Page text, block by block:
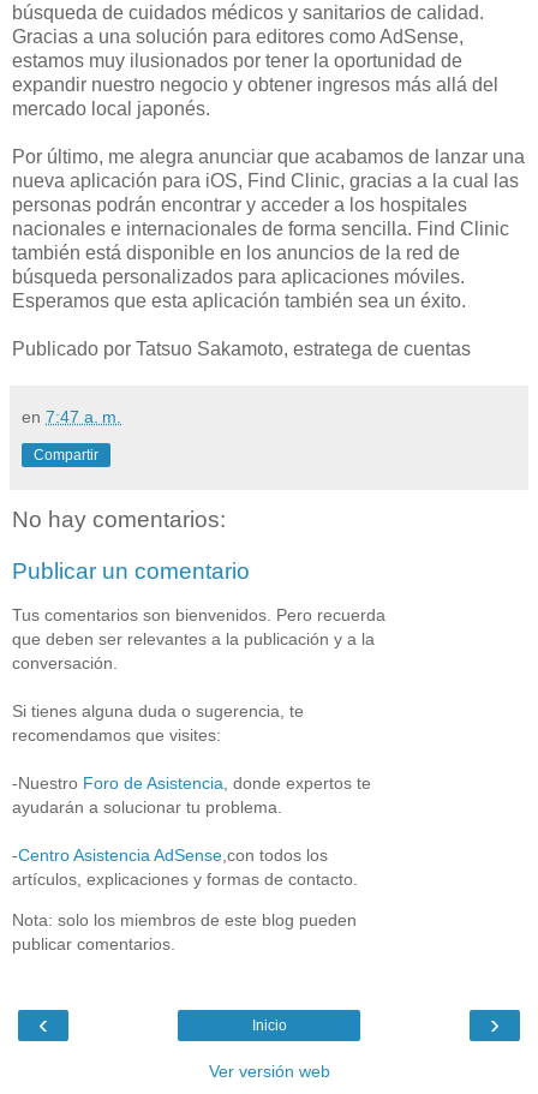
búsqueda de cuidados médicos y sanitarios de calidad.
Gracias a una solución para editores como AdSense,
estamos muy ilusionados por tener la oportunidad de
expandir nuestro negocio y obtener ingresos más allá del
mercado local japonés.
Por último, me alegra anunciar que acabamos de lanzar una
nueva aplicación para iOS, Find Clinic, gracias a la cual las
personas podrán encontrar y acceder a los hospitales
nacionales e internacionales de forma sencilla. Find Clinic
también está disponible en los anuncios de la red de
búsqueda personalizados para aplicaciones móviles.
Esperamos que esta aplicación también sea un éxito.
Publicado por Tatsuo Sakamoto, estratega de cuentas
en 7:47 a. m.
Compartir
No hay comentarios:
Publicar un comentario
Tus comentarios son bienvenidos. Pero recuerda
que deben ser relevantes a la publicación y a la
conversación.
Si tienes alguna duda o sugerencia, te
recomendamos que visites:
-Nuestro Foro de Asistencia , donde expertos te
ayudarán a solucionar tu problema.
-Centro Asistencia AdSense ,con todos los
artículos, explicaciones y formas de contacto.
Nota: solo los miembros de este blog pueden
publicar comentarios.
‹ ›
Inicio
Ver versión web